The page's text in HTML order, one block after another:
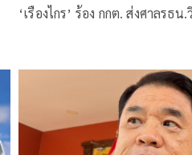
‘เรืองไกร’ ร้อง กกต. ส่งศาลรธ